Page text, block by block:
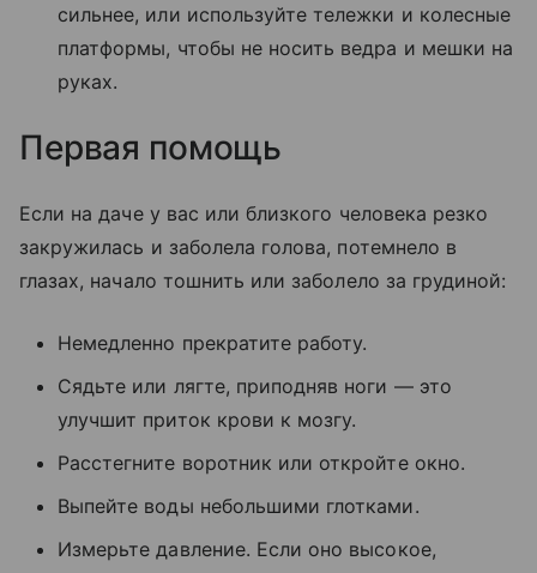
сильнее, или используйте тележки и колесные
платформы, чтобы не носить ведра и мешки на
руках.
Первая помощь
Если на даче у вас или близкого человека резко
закружилась и заболела голова, потемнело в
глазах, начало тошнить или заболело за грудиной:
Немедленно прекратите работу.
Сядьте или лягте, приподняв ноги — это
улучшит приток крови к мозгу.
Расстегните воротник или откройте окно.
Выпейте воды небольшими глотками.
Измерьте давление. Если оно высокое,